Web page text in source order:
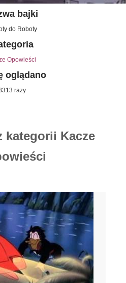
bajki
do Roboty
Opowieści
oglądano
razy
kategorii Kacze